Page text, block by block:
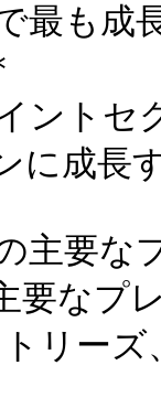
も成
ントセ
に成長
主要な
なプ
トリー